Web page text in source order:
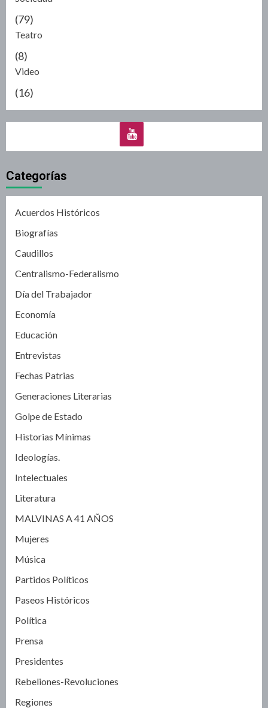
(79)
Teatro
(8)
Video
(16)
Categorías
Acuerdos Históricos
Biografías
Caudillos
Centralismo-Federalismo
Día del Trabajador
Economía
Educación
Entrevistas
Fechas Patrias
Generaciones Literarias
Golpe de Estado
Historias Mínimas
Ideologías.
Intelectuales
Literatura
MALVINAS A 41 AÑOS
Mujeres
Música
Partidos Políticos
Paseos Históricos
Política
Prensa
Presidentes
Rebeliones-Revoluciones
Regiones